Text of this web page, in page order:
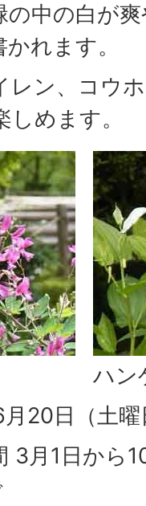
の中の白が
れます。
レン、コウ
めます。
ハン
月20日（土曜
3月1日から